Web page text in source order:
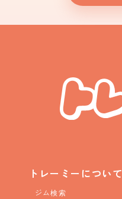
トレーミーについて
ジム検索